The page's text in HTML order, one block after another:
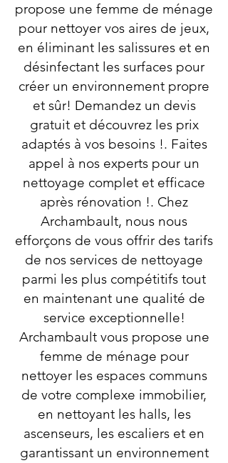
propose une femme de ménage
pour nettoyer vos aires de jeux,
en éliminant les salissures et en
désinfectant les surfaces pour
créer un environnement propre
et sûr! Demandez un devis
gratuit et découvrez les prix
adaptés à vos besoins !. Faites
appel à nos experts pour un
nettoyage complet et efficace
après rénovation !. Chez
Archambault, nous nous
efforçons de vous offrir des tarifs
de nos services de nettoyage
parmi les plus compétitifs tout
en maintenant une qualité de
service exceptionnelle!
Archambault vous propose une
femme de ménage pour
nettoyer les espaces communs
de votre complexe immobilier,
en nettoyant les halls, les
ascenseurs, les escaliers et en
garantissant un environnement